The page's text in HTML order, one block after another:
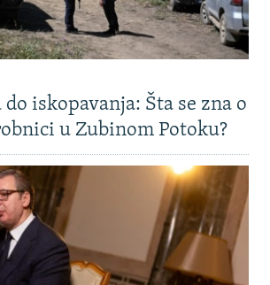
do iskopavanja: Šta se zna o
u Zubinom Potoku?